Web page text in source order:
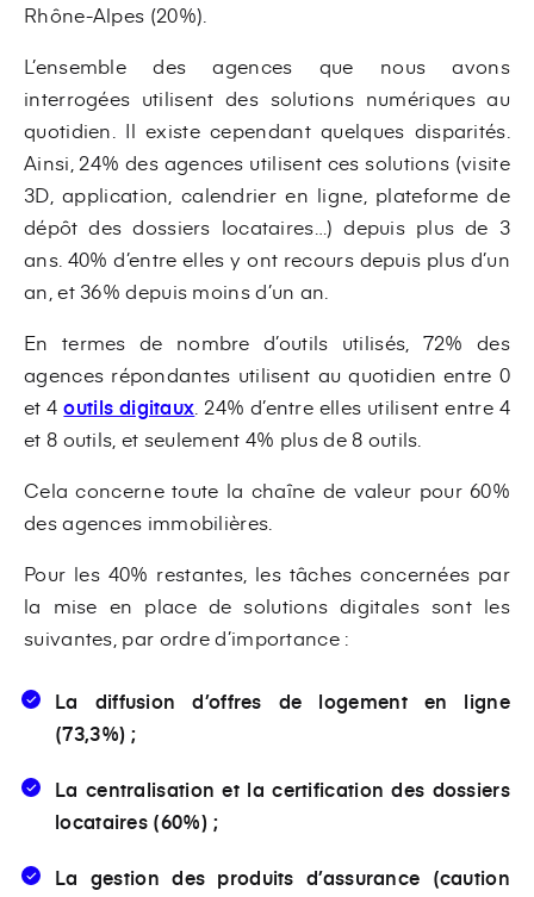
Rhône-Alpes (20%).
L’ensemble des agences que nous avons
interrogées utilisent des solutions numériques au
quotidien. Il existe cependant quelques disparités.
Ainsi, 24% des agences utilisent ces solutions (visite
3D, application, calendrier en ligne, plateforme de
dépôt des dossiers locataires…) depuis plus de 3
ans. 40% d’entre elles y ont recours depuis plus d’un
an, et 36% depuis moins d’un an.
En termes de nombre d’outils utilisés, 72% des
agences répondantes utilisent au quotidien entre 0
et 4outils digitaux . 24% d’entre elles utilisent entre 4
et 8 outils, et seulement 4% plus de 8 outils.
Cela concerne toute la chaîne de valeur pour 60%
des agences immobilières.
Pour les 40% restantes, les tâches concernées par
la mise en place de solutions digitales sont les
suivantes, par ordre d’importance :
La diffusion d’offres de logement en ligne
(73,3%) ;
La centralisation et la certification des dossiers
locataires (60%) ;
La gestion des produits d’assurance (caution